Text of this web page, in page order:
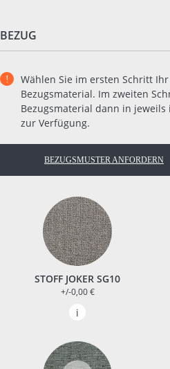
BEZUG
Wählen Sie im ersten Schritt
Bezugsmaterial. Im zweiten
Bezugsmaterial dann in
zur Verfügung.
BEZUGSMUSTER ANFORDERN
STOFF JOKER SG10
+/-0,00 €